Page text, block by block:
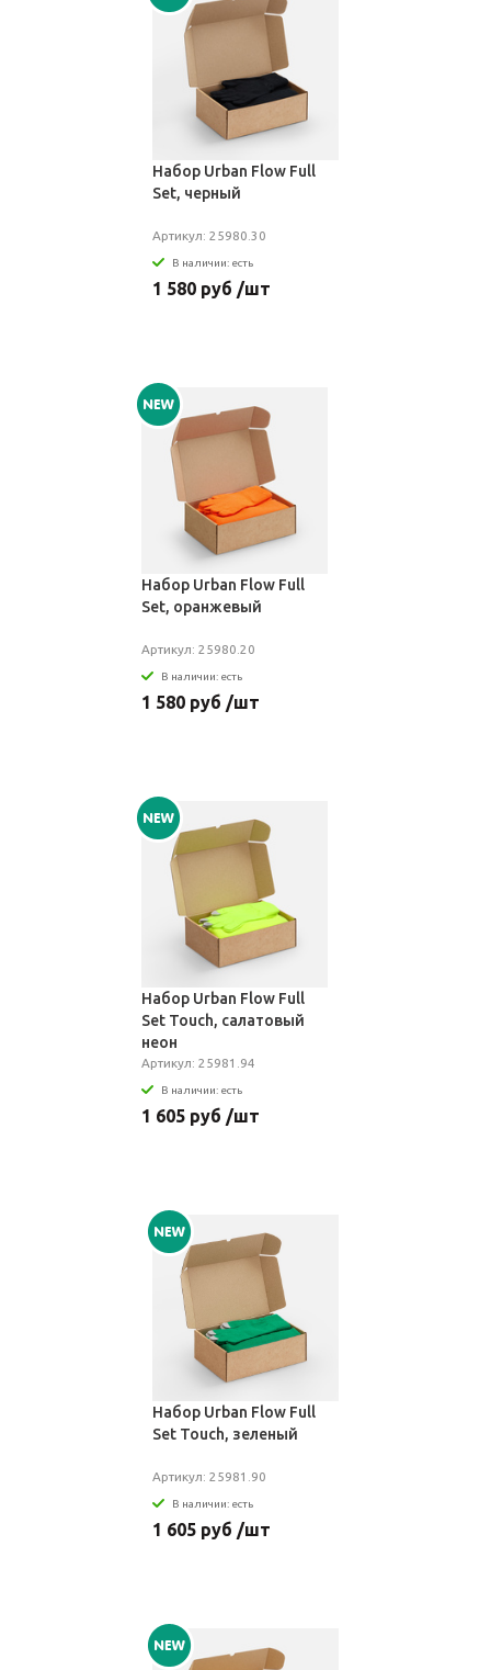
Набор Urban Flow Full
Set, черный
Артикул: 25980.30
В наличии: есть
1 580 руб /шт
Набор Urban Flow Full
Set, оранжевый
Артикул: 25980.20
В наличии: есть
1 580 руб /шт
Набор Urban Flow Full
Set Touch, салатовый
неон
Артикул: 25981.94
В наличии: есть
1 605 руб /шт
Набор Urban Flow Full
Set Touch, зеленый
Артикул: 25981.90
В наличии: есть
1 605 руб /шт